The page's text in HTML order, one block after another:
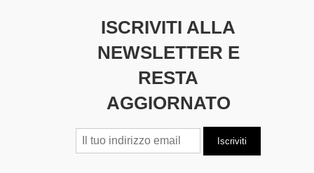
ISCRIVITI ALLA
NEWSLETTER E
RESTA
AGGIORNATO